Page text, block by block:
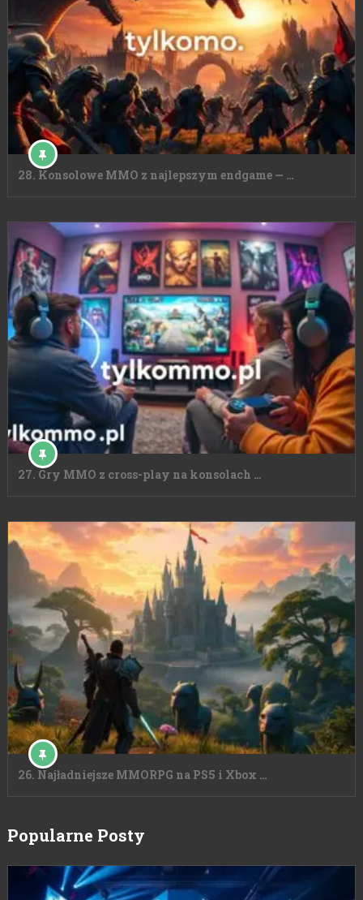
28. Konsolowe MMO z najlepszym endgame — …
27. Gry MMO z cross-play na konsolach …
26. Najładniejsze MMORPG na PS5 i Xbox …
Popularne Posty